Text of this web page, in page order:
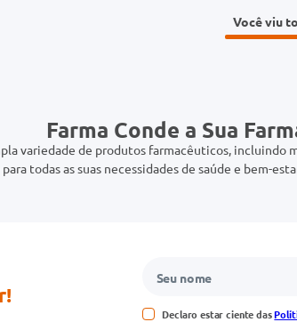
Você viu
Farma Conde a Sua
variedade de produtos farmacêuticos,
todas as suas necessidades de saúde e bem-
Declaro estar ciente das